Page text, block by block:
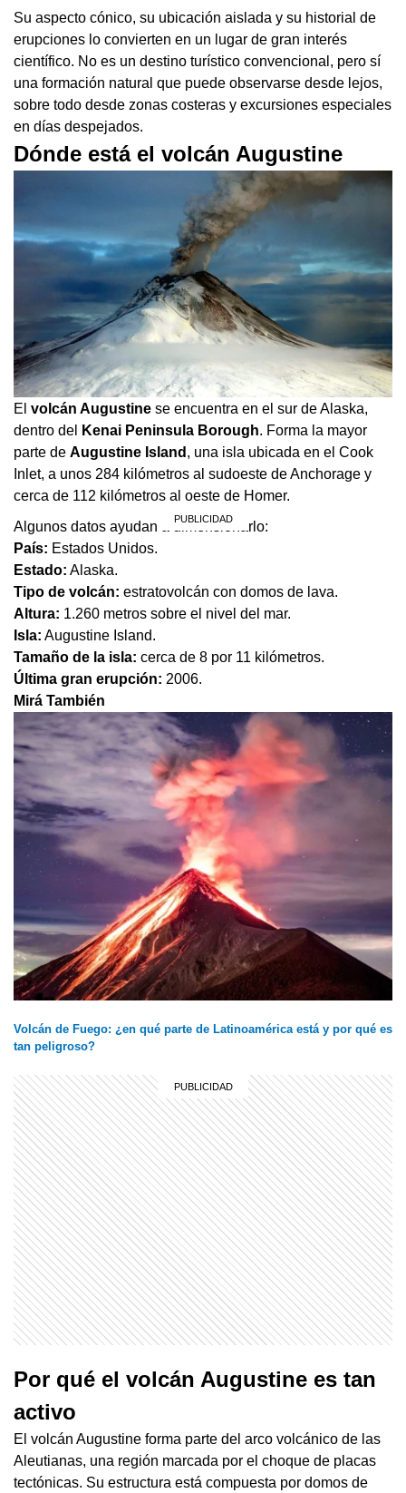
Su aspecto cónico, su ubicación aislada y su historial de
erupciones lo convierten en un lugar de gran interés
científico. No es un destino turístico convencional, pero sí
una formación natural que puede observarse desde lejos,
sobre todo desde zonas costeras y excursiones especiales
en días despejados.
Dónde está el volcán Augustine
El volcán Augustine se encuentra en el sur de Alaska,
dentro del
Kenai Peninsula Borough. Forma la mayor
parte de Augustine Island , una isla ubicada en el Cook
Inlet, a unos 284 kilómetros al sudoeste de Anchorage y
cerca de 112 kilómetros al oeste de Homer.
Algunos datos ayudan a dimensionarlo:
País: Estados Unidos.
Estado: Alaska.
Tipo de volcán: estratovolcán con domos de lava.
Altura: 1.260 metros sobre el nivel del mar.
Isla: Augustine Island.
Tamaño de la isla: cerca de 8 por 11 kilómetros.
Última gran erupción: 2006.
Mirá También
Volcán de Fuego: ¿en qué parte de Latinoamérica está y por qué es
tan peligroso?
Por qué el volcán Augustine es tan
activo
El volcán Augustine forma parte del arco volcánico de las
Aleutianas, una región marcada por el choque de placas
tectónicas. Su estructura está compuesta por domos de